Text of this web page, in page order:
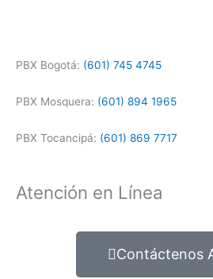
PBX Bogotá: (601) 745 4745
PBX Mosquera: (601) 894 1965
PBX Tocancipá: (601) 869 7717
Atención en Línea
Contáctenos